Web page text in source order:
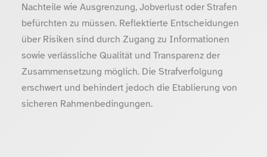
Nachteile wie Ausgrenzung, Jobverlust oder Strafen
befürchten zu müssen. Reflektierte Entscheidungen
über Risiken sind durch Zugang zu Informationen
sowie verlässliche Qualität und Transparenz der
Zusammensetzung möglich. Die Strafverfolgung
erschwert und behindert jedoch die Etablierung von
sicheren Rahmenbedingungen.